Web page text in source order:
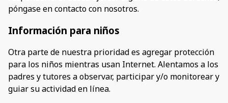
póngase en contacto con nosotros.
Información para niños
Otra parte de nuestra prioridad es agregar protección
para los niños mientras usan Internet. Alentamos a los
padres y tutores a observar, participar y/o monitorear y
guiar su actividad en línea.